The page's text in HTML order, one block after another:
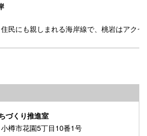
民にも親しまれる海岸線で、桃岩はアク
づくり推進室
樽市花園5丁目10番1号